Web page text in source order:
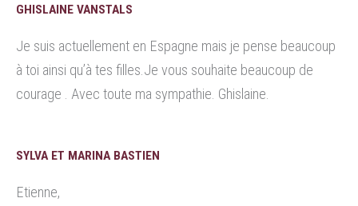
GHISLAINE VANSTALS
Je suis actuellement en Espagne mais je pense beaucoup
à toi ainsi qu’à tes filles.Je vous souhaite beaucoup de
courage . Avec toute ma sympathie. Ghislaine.
SYLVA ET MARINA BASTIEN
Etienne,